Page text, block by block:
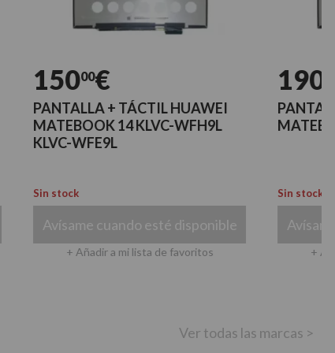
150 00€
PANTALLA + TÁCTIL HUAWEI
MATEBOOK 14 KLVC-WFH9L
KLVC-WFE9L
Sin stock
Avísame cuando esté disponible
+ Añadir a mi lista de favoritos
190 00€
PANTALLA +
MATEBOOK
Sin stock
Avísame
+ Añadir a
Ver todas las marcas >